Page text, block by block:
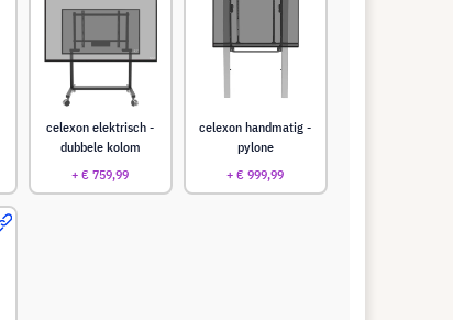
celexon elektrisch -
dubbele kolom
+ € 759,99
celexon handmatig -
pylone
+ € 999,99